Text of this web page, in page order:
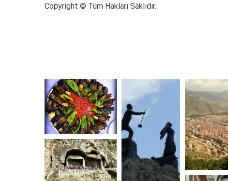
Copyright © Tüm Hakları Saklıdır.